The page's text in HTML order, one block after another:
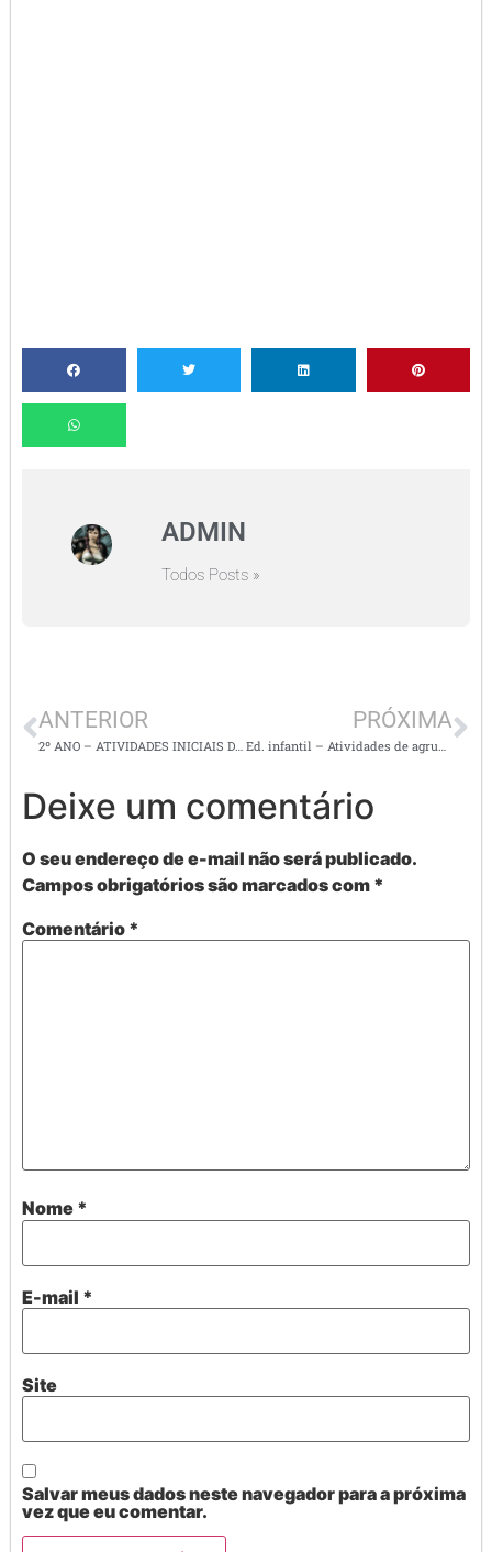
ADMIN
Todos Posts »
ANTERIOR PRÓXIMA
Deixe um comentário
O seu endereço de e-mail não será publicado.
Campos obrigatórios são marcados com *
Comentário *
Nome *
E-mail *
Site
Salvar meus dados neste navegador para a próxima
vez que eu comentar.